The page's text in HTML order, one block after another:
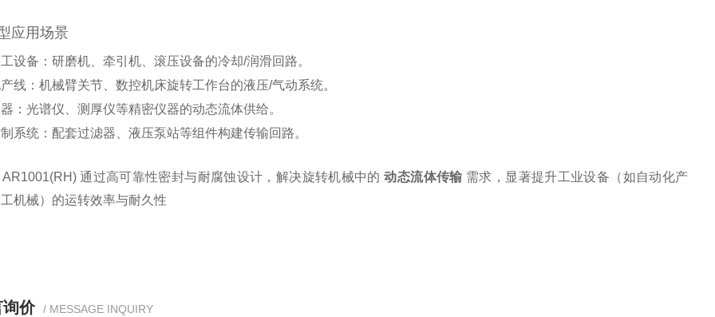
用场景
设备 ‌：研磨机、牵引机、滚压设备的冷却/润滑回路。
线 ‌：机械臂关节、数控机床旋转工作台的液压/气动系统。
‌：光谱仪、测厚仪等精密仪器的动态流体供给。
系统 ‌：配套过滤器、液压泵站等组件构建传输回路。
通过高可靠性密封与耐腐蚀设计，解决旋转机械中的 动态流体传输 ‌ 需求，显著提升工业设备（如自动化产
机械）的运转效率与耐久性
价 / MESSAGE INQUIRY